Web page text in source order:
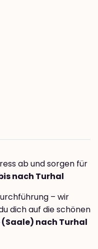
ab und sorgen für
nach Turhal
– wir
dich auf die schönen
(Saale) nach Turhal